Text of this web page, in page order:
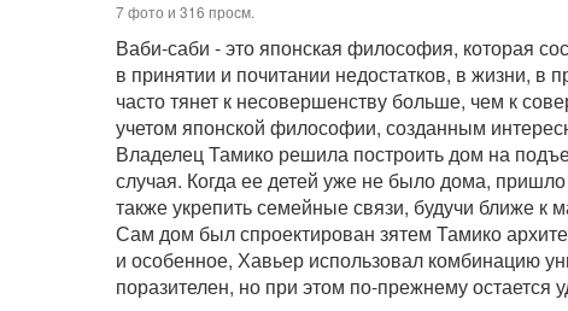
7 фото и 316 просм.
Ваби-саби - это японская философия, которая
в принятии и почитании недостатков, в жизни,
часто тянет к несовершенству больше, чем к
учетом японской философии, созданным
Владелец Тамико решила построить дом на
случая. Когда ее детей уже не было дома,
также укрепить семейные связи, будучи ближе к
Сам дом был спроектирован зятем Тамико
и особенное, Хавьер использовал комбинацию
поразителен, но при этом по-прежнему остается